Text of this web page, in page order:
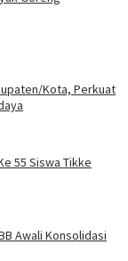
Kota, Perkuat
55 Siswa Tikke
Awali Konsolidasi